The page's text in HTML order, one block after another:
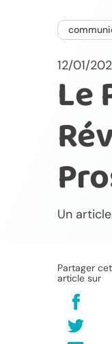
12/01/
Le
Un
Partager cet
article sur